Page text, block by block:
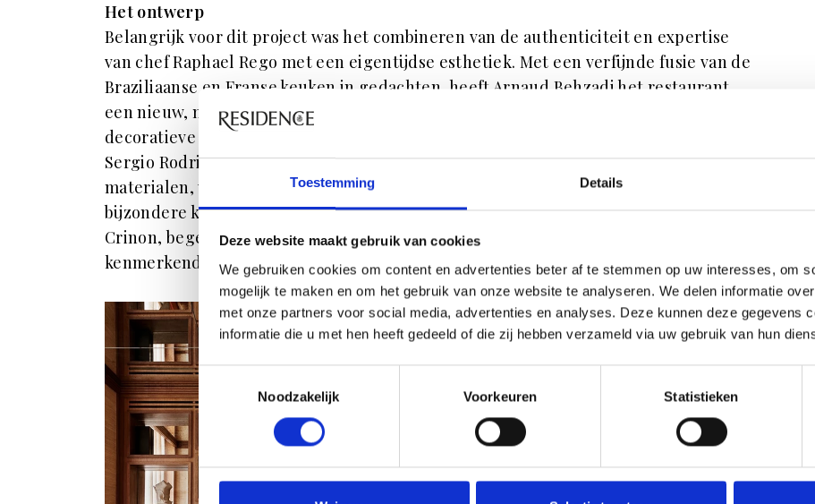
Toestemming Details
Deze website maakt gebruik van cookies
We gebruiken cookies om content en advertenties beter af te stemmen op uw interesses, om
mogelijk te maken en om het gebruik van onze website te analyseren. We delen informatie
met onze partners voor social media, advertenties en analyses. Deze kunnen deze gegevens
informatie die u met hen heeft gedeeld of die zij hebben verzameld via uw gebruik van hun
Toestemmingsselectie
Noodzakelijk
Voorkeuren Statistieken
Het ontwerp
Belangrijk voor dit project was het combineren van de authenticiteit en expertise
van chef Raphael Rego met een eigentijdse esthetiek. Met een verfijnde fusie van de
Braziliaanse en Franse keuken in gedachten, heeft Arnaud Behzadi het restaurant
een nieuw, modern en verfijnd ontwerp gegeven. Gefascineerd door Braziliaanse
decoratieve kunst en design liet hij zich inspireren door de wereld van architect
Sergio Rodrigues. Door de toepassing van een zorgvuldige selectie van natuurlijke
materialen, waaronder hout en marmer, wordt een warme sfeer gecreëerd. Met
bijzondere kunst van Florence Bamberger en wandlampen ontworpen door Cathy
Crinon, begeef je je in een ruimte vol design. Arnaud Behzadi importeerde een reeks
kenmerkende stoelen om het decor compleet te maken.